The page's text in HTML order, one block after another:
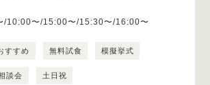
/10:00〜/15:00〜/15:30〜/16:00〜
すすめ 無料試食 模擬挙式
談会 土日祝